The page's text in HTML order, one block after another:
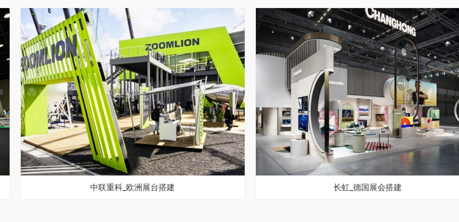
中联重科_欧洲展台搭建 长虹_德国展会搭建